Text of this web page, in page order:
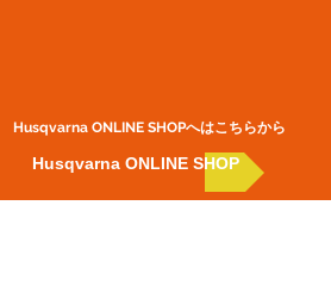
Husqvarna ONLINE SHOP​へはこちらから
Husqvarna ONLINE SHOP